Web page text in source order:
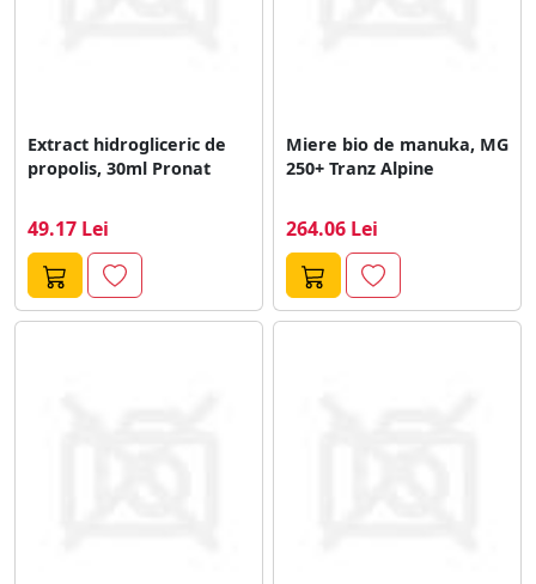
Extract hidrogliceric de
propolis, 30ml Pronat
49.17 Lei
Miere bio de manuka, MG
250+ Tranz Alpine
264.06 Lei